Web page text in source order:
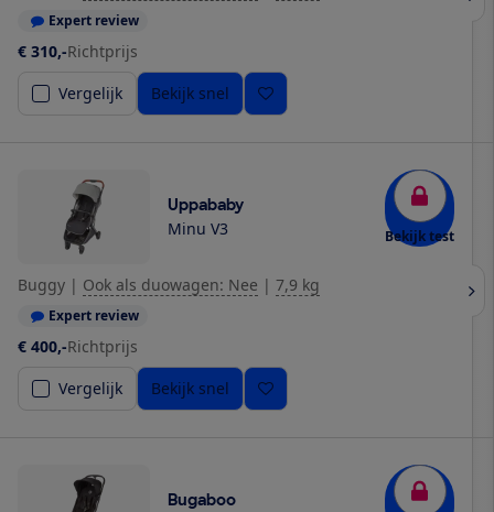
Expert review
€ 310,-Richtprijs
Vergelijk
Bekijk snel
Uppababy
Minu V3 Bekijk test
Buggy | Ook als duowagen: Nee | 7,9 kg
Expert review
€ 400,-Richtprijs
Vergelijk
Bekijk snel
Bugaboo